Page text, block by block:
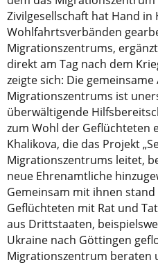
Zivilgesellschaft hat Hand in
Wohlfahrtsverbänden
Migrationszentrums,
direkt am Tag nach dem
zeigte sich: Die
Migrationszentrums ist
überwältigende
zum Wohl der Geflüchteten
Khalikova, die das Projekt
Migrationszentrums leitet,
neue Ehrenamtliche
Gemeinsam mit ihnen
Geflüchteten mit Rat und
aus Drittstaaten,
Ukraine nach Göttingen
Migrationszentrum beraten